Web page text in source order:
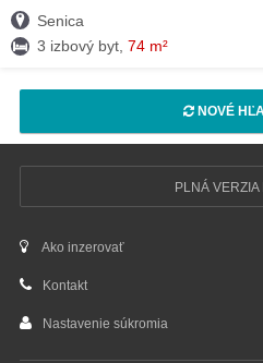
Senica
3 izbový byt, 74 m²
NOVÉ
PLNÁ VERZIA
Ako inzerovať
Kontakt
Nastavenie súkromia